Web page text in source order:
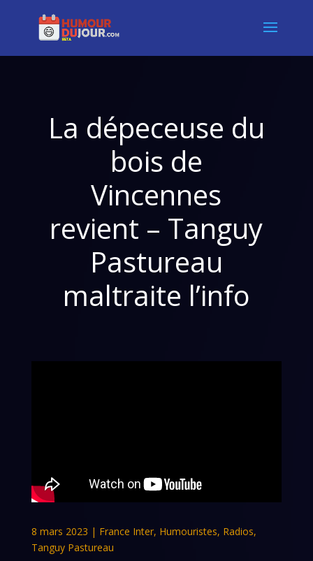
La dépeceuse du
bois de
Vincennes
revient – Tanguy
Pastureau
maltraite l’info
8 mars 2023 | France Inter, Humouristes, Radios,
Tanguy Pastureau